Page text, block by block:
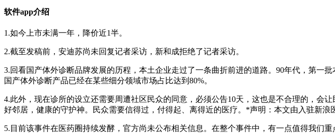
软件app介绍
1.如今上市未满一年，降价近1半。
2.截至发稿前，安迪苏尚未回复记者采访，新和成拒绝了记者采访。
3.回看国产体外诊断品牌发展的历程，本土企业走过了一条曲折前进的道路。90年代，第一
国产体外诊断产品已经在某些细分领域市场占比达到80%。
4.此外，现在诊所的设立还需要周遭社区民众的同意，必须公告10天，这也是不合理的，会
好邻居，健康的守护神。民众需要信得过，付得起、离得近的医疗。*声明：本文由入驻新
5.目前该事件在医药圈持续发酵，官方尚未公布相关信息。在整个事件中，有一点值得我们重